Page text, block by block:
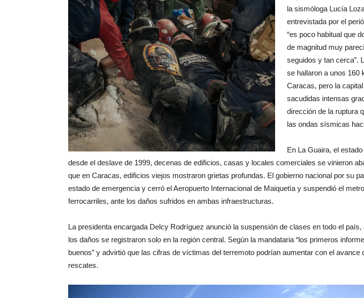
la sismóloga Lucía
entrevistada por el
“es poco habitual que
de magnitud muy
seguidos y tan cerca”.
se hallaron a unos 160
Caracas, pero la
sacudidas intensas
dirección de la ruptura
las ondas sísmicas
En La Guaira, el
desde el deslave de 1999, decenas de edificios, casas y locales comerciales se vinieron
que en Caracas, edificios viejos mostraron grietas profundas. El gobierno nacional por su
estado de emergencia y cerró el Aeropuerto Internacional de Maiquetía y suspendió el
ferrocarriles, ante los daños sufridos en ambas infraestructuras.
La presidenta encargada Delcy Rodríguez anunció la suspensión de clases en todo el país,
los daños se registraron solo en la región central. Según la mandataria “los primeros
buenos” y advirtió que las cifras de víctimas del terremoto podrían aumentar con el avance
rescates.